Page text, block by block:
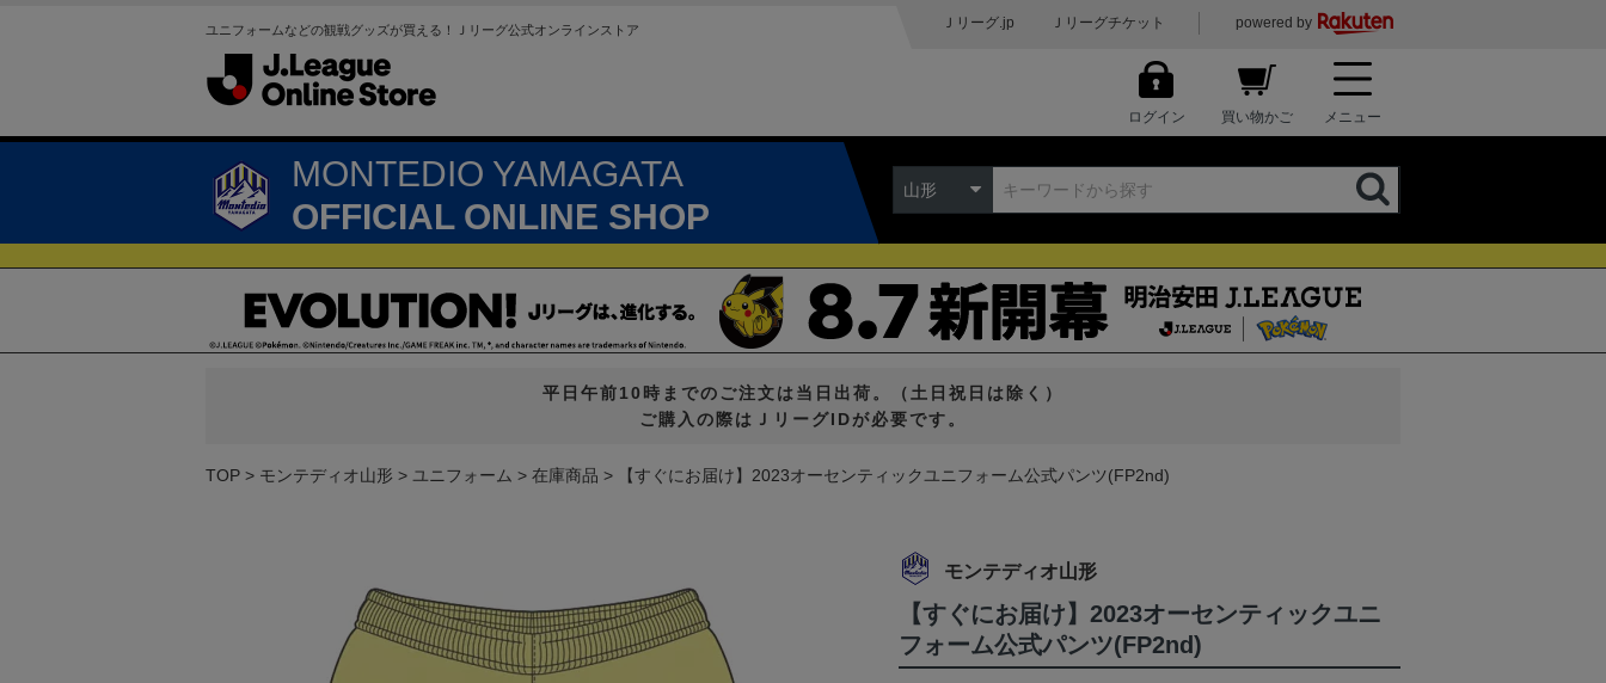
ユニフォームなどの観戦グッズが買える！Ｊリーグ公式オンラインストア Ｊリーグ.jp Ｊリーグチケット powered by
ログイン 買い物かご メニュー
MONTEDIO YAMAGATA
OFFICIAL ONLINE SHOP
山形
平日午前10時までのご注文は当日出荷。（土日祝日は除く）
ご購入の際はＪリーグIDが必要です。
TOP モンテディオ山形 ユニフォーム 在庫商品 【すぐにお届け】2023オーセンティックユニフォーム公式パンツ(FP2nd)
モンテディオ山形
【すぐにお届け】2023オーセンティックユニ
フォーム公式パンツ(FP2nd)